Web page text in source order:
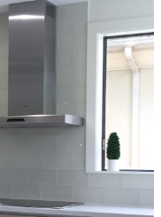
en el hogar,
por su carácter
la madera con
nada más lejos de la
que se adapta a
Esta cocina de
concepto, donde la
un lugar ideal para